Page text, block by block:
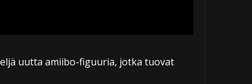
uutta amiibo-figuuria, jotka tuovat